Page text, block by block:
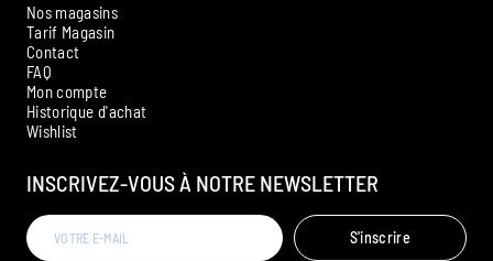
Nos magasins
Tarif Magasin
Contact
FAQ
Mon compte
Historique d'achat
Wishlist
INSCRIVEZ-VOUS À NOTRE NEWSLETTER
S'inscrire